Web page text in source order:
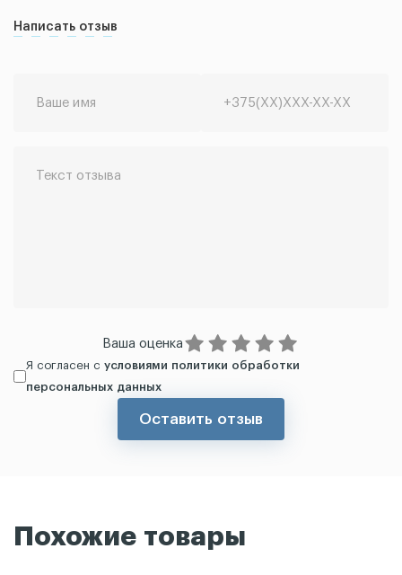
Написать отзыв
Ваша оценка
Я согласен сусловиями политики обработки
персональных данных
Оставить отзыв
Похожие товары